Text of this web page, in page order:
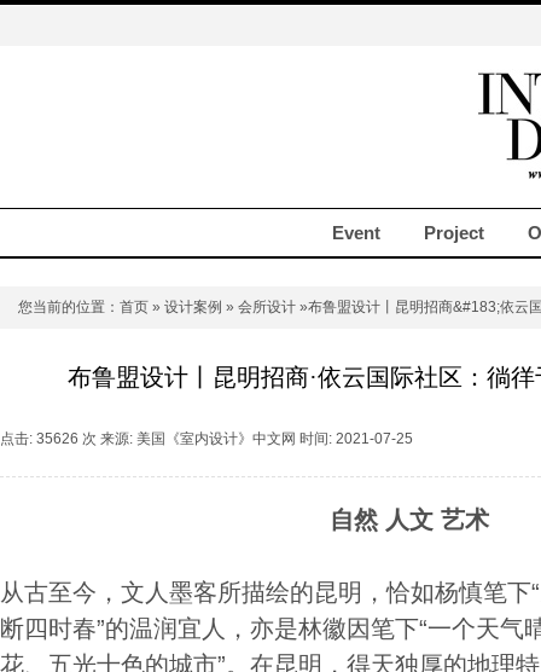
Event Project
您当前的位置： 首页 » 设计案例 » 会所设计 »布鲁盟设计丨昆明招商&#183;依云
布鲁盟设计丨昆明招商·依云国际社区：徜
点击: 35626 次 来源: 美国《室内设计》中文网 时间: 2021-07-25
自然 人文 艺术
从古至今，文人墨客所描绘的昆明，恰如杨慎笔下
断四时春”的温润宜人，亦是林徽因笔下“一个天气
花、五光十色的城市”。在昆明，得天独厚的地理